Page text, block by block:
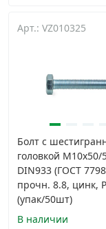
Комплекты и
Кронштейны
Метрический
Электро и
Арт.: VZ010325
Болт с
головкой М10х50/
DIN933 (ГОСТ
прочн. 8.8, цинк,
(упак/50шт)
В наличии